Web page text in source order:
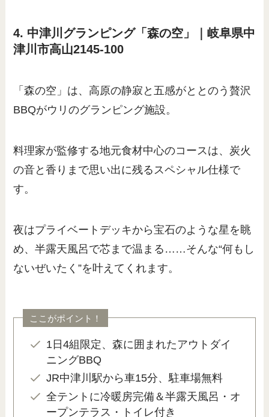
4. 中津川グランピング「森の空」｜岐阜県中
津川市高山2145-100
「森の空」は、高原の静寂と五感がととのう贅沢
BBQがウリのグランピング施設。
料理家が監修する地元食材中心のコースは、炭火
の音と香りまで思い出に残るスペシャル仕様で
す。
夜はプライベートデッキから宝石のような星を眺
め、半露天風呂で芯まで温まる……そんな“何もし
ないぜいたく”を叶えてくれます。
ここがポイント！
1日4組限定、森に囲まれたアウトダイ
ニングBBQ
JR中津川駅から車15分、駐車場無料
全テントに冷暖房完備＆半露天風呂・オ
ープンテラス・トイレ付き